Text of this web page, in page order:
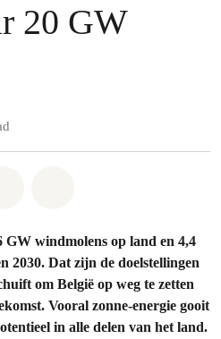
20 GW
GW windmolens op land en 4,4
2030. Dat zijn de doelstellingen
om België op weg te zetten
Vooral zonne-energie gooit
in alle delen van het land.